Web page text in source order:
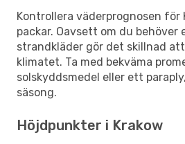
Kontrollera väderprognosen för
packar. Oavsett om du behöver
strandkläder gör det skillnad
klimatet. Ta med bekväma
solskyddsmedel eller ett
säsong.
Höjdpunkter i Krakow